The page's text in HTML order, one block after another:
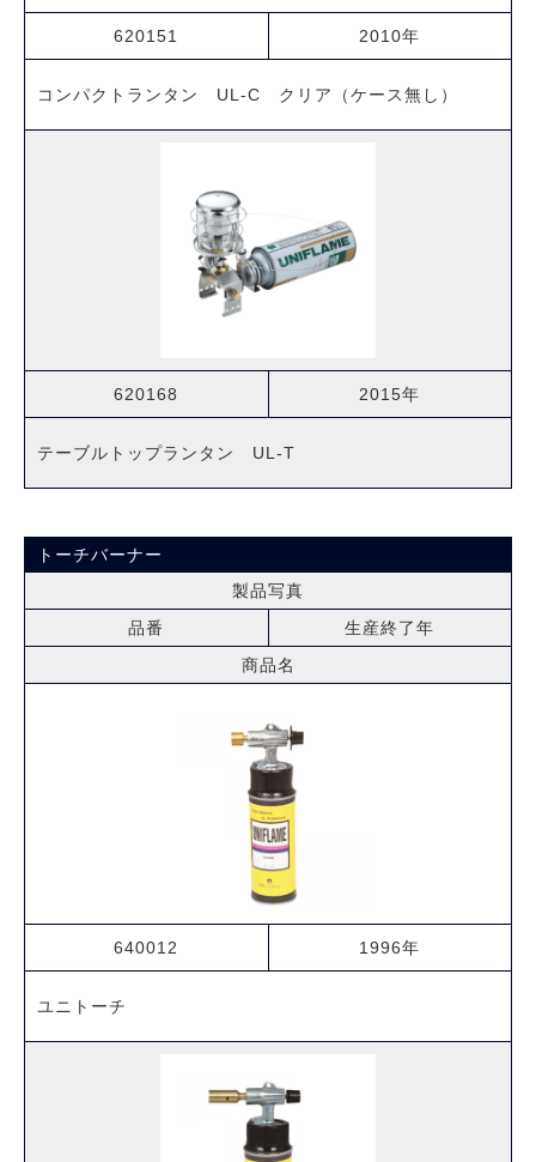
620151
コンパクトランタン UL-C クリア（ケース無し）
2010年
620168
テーブルトップランタン UL-T
2015年
トーチバーナー
品番
商品名
生産終了年
製品写真
640012
ユニトーチ
1996年